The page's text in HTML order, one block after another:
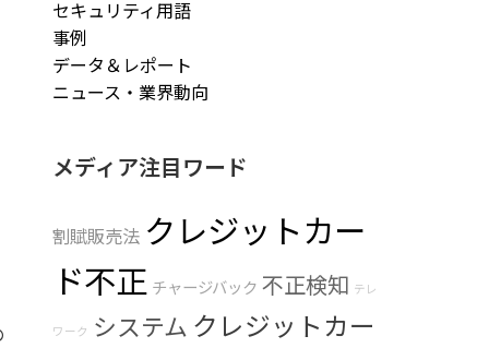
セキュリティ用語
事例
データ＆レポート
ニュース・業界動向
メディア注目ワード
割賦販売法 クレジットカー
ド不正 チャージバック 不正検知 テレ
ワーク システム クレジットカー